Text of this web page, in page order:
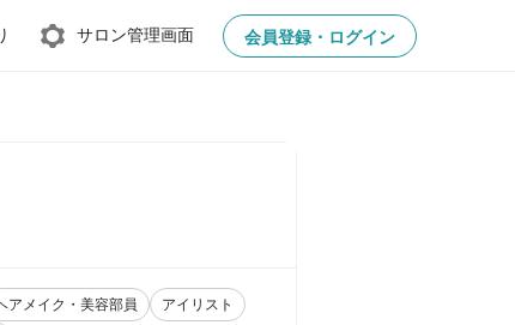
サロン管理画面 会員登録・ログイン
アメイク・美容部員
アイリスト